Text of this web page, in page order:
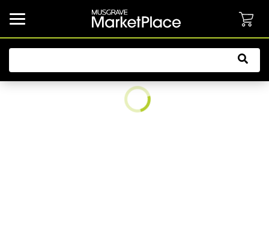
common.button.navbarCollapsed.text